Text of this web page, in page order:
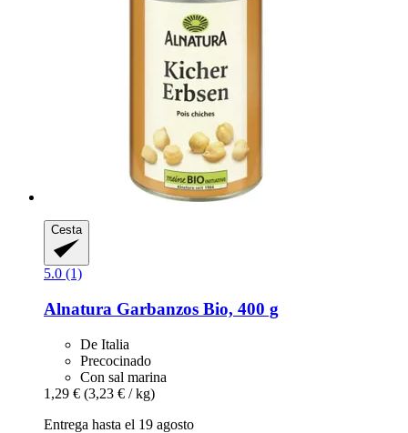
Cesta
5.0 (1)
Alnatura Garbanzos Bio, 400 g
De Italia
Precocinado
Con sal marina
1,29 € (3,23 € / kg)
Entrega hasta el 19 agosto